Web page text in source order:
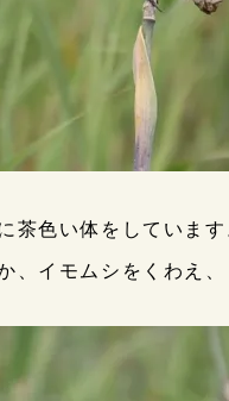
茶色い体をしていま
、イモムシをくわえ